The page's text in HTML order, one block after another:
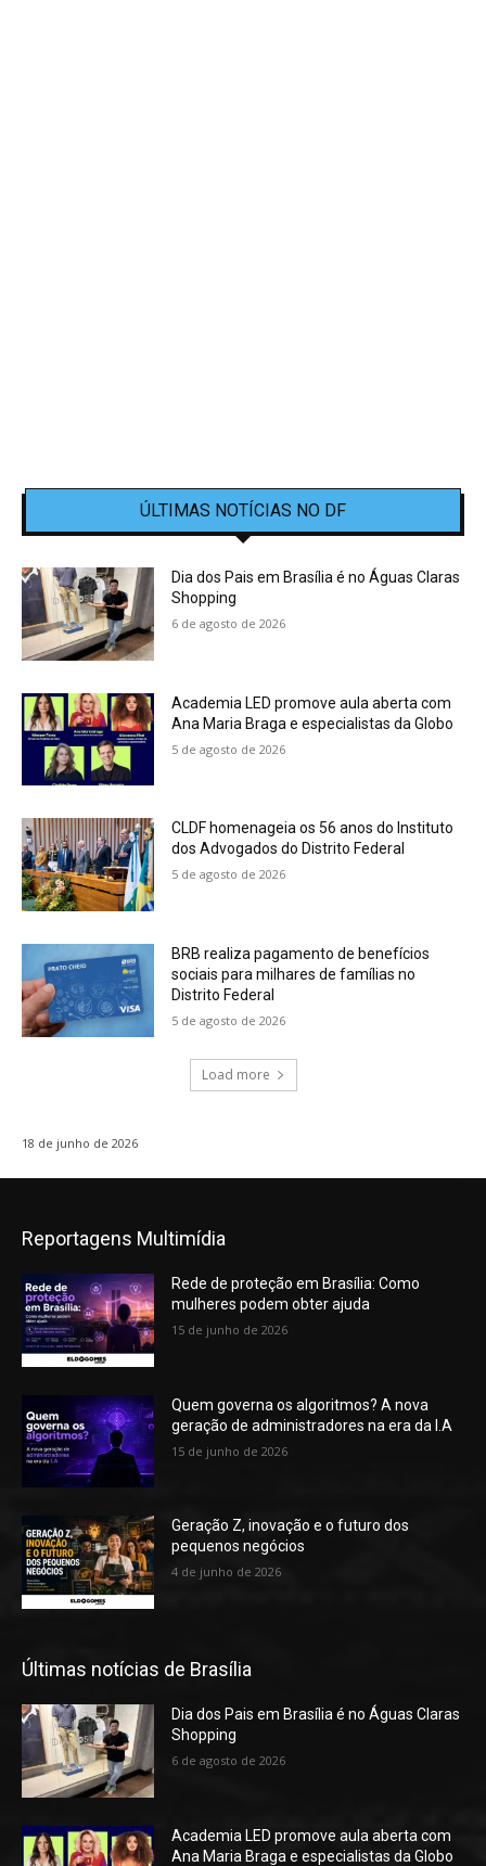
ÚLTIMAS NOTÍCIAS NO DF
Dia dos Pais em Brasília é no Águas Claras
Shopping
6 de agosto de 2026
Academia LED promove aula aberta com
Ana Maria Braga e especialistas da Globo
5 de agosto de 2026
CLDF homenageia os 56 anos do Instituto
dos Advogados do Distrito Federal
5 de agosto de 2026
BRB realiza pagamento de benefícios
sociais para milhares de famílias no
Distrito Federal
5 de agosto de 2026
Load more
18 de junho de 2026
Reportagens Multimídia
Rede de proteção em Brasília: Como
mulheres podem obter ajuda
15 de junho de 2026
Quem governa os algoritmos? A nova
geração de administradores na era da I.A
15 de junho de 2026
Geração Z, inovação e o futuro dos
pequenos negócios
4 de junho de 2026
Últimas notícias de Brasília
Dia dos Pais em Brasília é no Águas Claras
Shopping
6 de agosto de 2026
Academia LED promove aula aberta com
Ana Maria Braga e especialistas da Globo